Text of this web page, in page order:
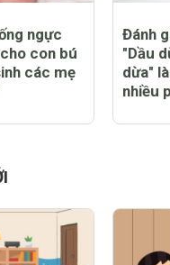
ngực
con bú
các mẹ
Đánh
"Dầu
dừa"
nhiều